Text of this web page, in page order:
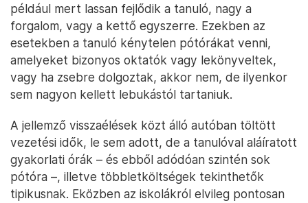
például mert lassan fejlődik a tanuló, nagy a
forgalom, vagy a kettő egyszerre. Ezekben az
esetekben a tanuló kénytelen pótórákat venni,
amelyeket bizonyos oktatók vagy lekönyveltek,
vagy ha zsebre dolgoztak, akkor nem, de ilyenkor
sem nagyon kellett lebukástól tartaniuk.
A jellemző visszaélések közt álló autóban töltött
vezetési idők, le sem adott, de a tanulóval aláíratott
gyakorlati órák – és ebből adódóan szintén sok
pótóra –, illetve többletköltségek tekinthetők
tipikusnak. Eközben az iskolákról elvileg pontosan